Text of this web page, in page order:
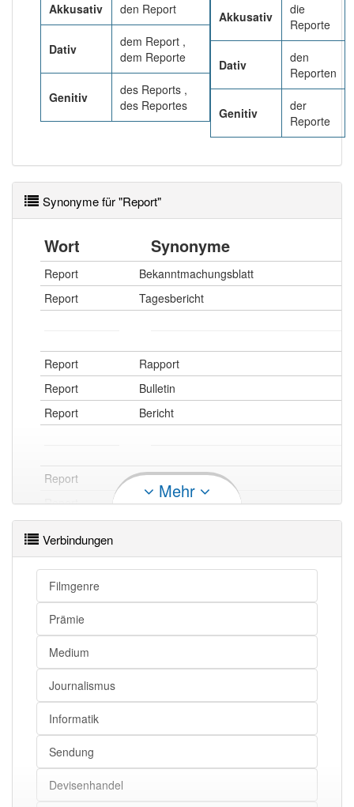
Akkusativ den Report
Dativ
dem Report ,
dem Reporte
Genitiv
des Reports ,
des Reportes
Akkusativ
die
Reporte
Dativ
den
Reporten
Genitiv
der
Reporte
Synonyme für "Report"
Wort Synonyme
Report
Bekanntmachungsblatt
Report
Tagesbericht
Report
Rapport
Report
Bulletin
Report
Bericht
Report
Mitteilung
Report
Kunde
Report
Bericht
Report
Report
Report openthesaurus
Mehr
Verbindungen
Filmgenre
Prämie
Medium
Journalismus
Informatik
Sendung
Devisenhandel